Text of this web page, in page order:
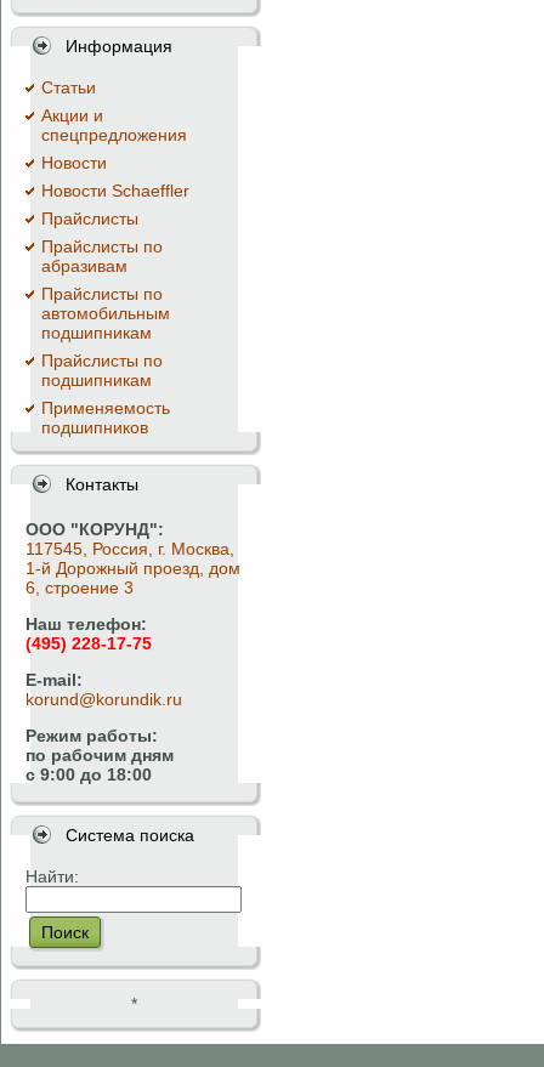
Информация
Cтатьи
Акции и
спецпредложения
Новости
Новости Schaeffler
Прайслисты
Прайслисты по
абразивам
Прайслисты по
автомобильным
подшипникам
Прайслисты по
подшипникам
Применяемость
подшипников
Контакты
ООО "КОРУНД":
117545, Россия, г. Москва,
1-й Дорожный проезд, дом
6, строение 3
Наш телефон:
(495) 228-17-75
E-mail:
korund@korundik.ru
Режим работы:
по рабочим дням
с 9:00 до 18:00
Система поиска
Найти:
Поиск
*